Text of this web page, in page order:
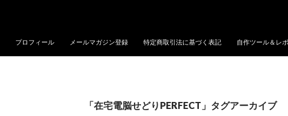
プロフィール メールマガジン登録 特定商取引法に基づく表記 自作ツール＆レ
「在宅電脳せどりPERFECT」タグアーカイブ